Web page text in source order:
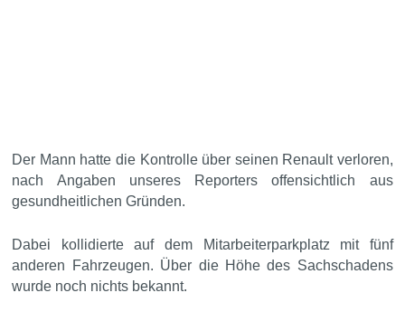
Der Mann hatte die Kontrolle über seinen Renault verloren,
nach Angaben unseres Reporters offensichtlich aus
gesundheitlichen Gründen.
Dabei kollidierte auf dem Mitarbeiterparkplatz mit fünf
anderen Fahrzeugen. Über die Höhe des Sachschadens
wurde noch nichts bekannt.